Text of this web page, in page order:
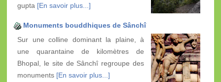
gupta [En savoir plus...]
Monuments bouddhiques de Sânchî
Sur une colline dominant la plaine, à
une quarantaine de kilomètres de
Bhopal, le site de Sânchî regroupe des
monuments [En savoir plus...]